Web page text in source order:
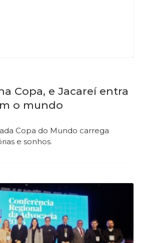
Copa, e Jacareí entra
o mundo
Copa do Mundo carrega
e sonhos.